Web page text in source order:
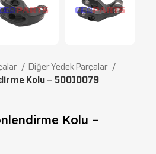
Diğer Yedek Parçalar
Kolu – 50010079
Kolu –